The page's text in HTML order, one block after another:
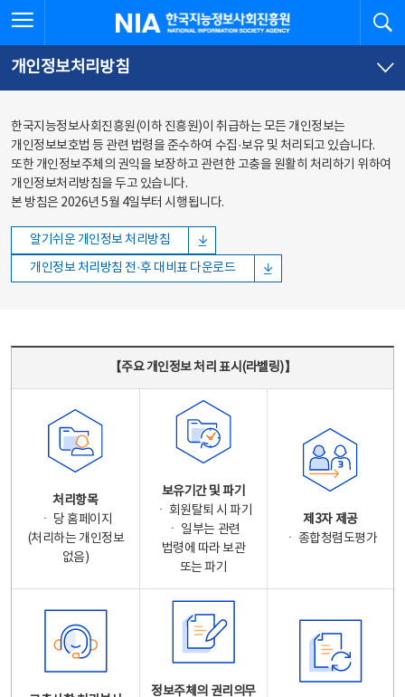
바로가기
바로가기
한국지능정보사회진흥원
개인정보처리방침
한국지능정보사회진흥원(이하 진흥원)이 취급하는 모든 개인정보는
개인정보보호법 등 관련 법령을 준수하여 수집·보유 및 처리되고 있습니다.
또한 개인정보주체의 권익을 보장하고 관련한 고충을 원활히 처리하기 위하여
개인정보처리방침을 두고 있습니다.
본 방침은 2026년 5월 4일부터 시행됩니다.
알기쉬운 개인정보 처리방침
개인정보 처리방침 전·후 대비표 다운로드
【주요 개인정보 처리 표시(라벨링)】
처리항목
ㆍ 당 홈페이지
(처리하는 개인정보
없음)
보유기간 및 파기
ㆍ 회원탈퇴 시 파기
ㆍ 일부는 관련
법령에 따라 보관
또는 파기
제3자 제공
ㆍ 종합청렴도평가
정보주체의 권리의무